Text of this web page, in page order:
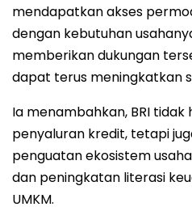
mendapatkan akses
dengan kebutuhan
memberikan dukungan
dapat terus meningkatkan
Ia menambahkan, BRI tidak
penyaluran kredit, tetapi
penguatan ekosistem
dan peningkatan literasi
UMKM.